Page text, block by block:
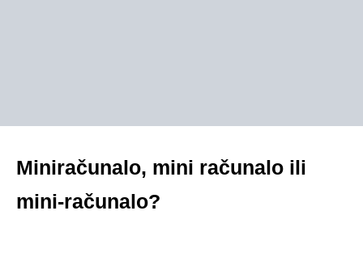
Miniračunalo, mini računalo ili
mini-računalo?